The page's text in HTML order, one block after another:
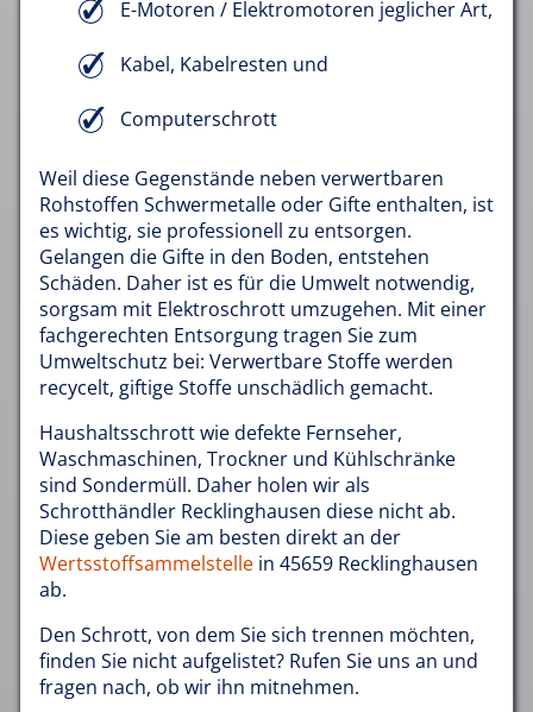
E-Motoren / Elektromotoren jeglicher Art,
Kabel, Kabelresten und
Computerschrott
Weil diese Gegenstände neben verwertbaren
Rohstoffen Schwermetalle oder Gifte enthalten, ist
es wichtig, sie professionell zu entsorgen.
Gelangen die Gifte in den Boden, entstehen
Schäden. Daher ist es für die Umwelt notwendig,
sorgsam mit Elektroschrott umzugehen. Mit einer
fachgerechten Entsorgung tragen Sie zum
Umweltschutz bei: Verwertbare Stoffe werden
recycelt, giftige Stoffe unschädlich gemacht.
Haushaltsschrott wie defekte Fernseher,
Waschmaschinen, Trockner und Kühlschränke
sind Sondermüll. Daher holen wir als
Schrotthändler Recklinghausen diese nicht ab.
Diese geben Sie am besten direkt an der
Wertsstoffsammelstelle in 45659 Recklinghausen
ab.
Den Schrott, von dem Sie sich trennen möchten,
finden Sie nicht aufgelistet? Rufen Sie uns an und
fragen nach, ob wir ihn mitnehmen.